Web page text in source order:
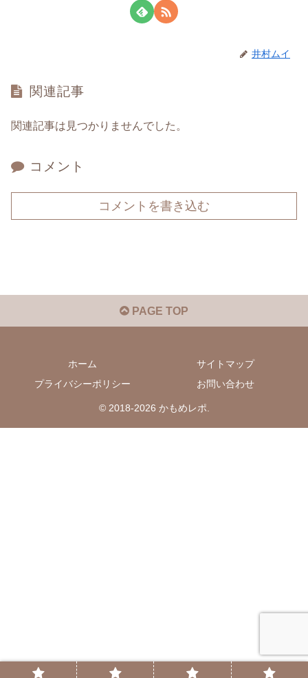
井村ムイ
関連記事
関連記事は見つかりませんでした。
コメント
コメントを書き込む
PAGE TOP
ホーム
サイトマップ
プライバシーポリシー
お問い合わせ
© 2018-2026 かもめレポ.